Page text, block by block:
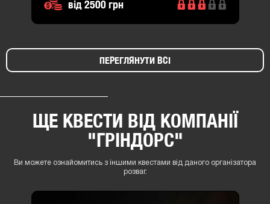
від 2500 грн
ПЕРЕГЛЯНУТИ ВСІ
ЩЕ КВЕСТИ ВІД КОМПАНІЇ
"ГРІНДОРС"
Ви можете ознайомитись з іншими квестами від даного організатора
розваг.